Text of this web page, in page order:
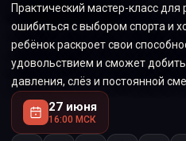
Практический мастер-класс для
ошибиться с выбором спорта и
ребёнок раскроет свои
удовольствием и сможет
давления, слёз и постоянной
27 июня
16:00 МСК